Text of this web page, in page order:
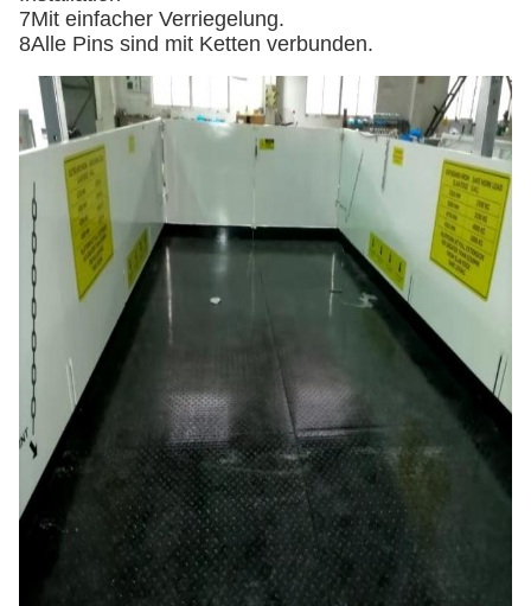
7Mit einfacher Verriegelung.
8Alle Pins sind mit Ketten verbunden.